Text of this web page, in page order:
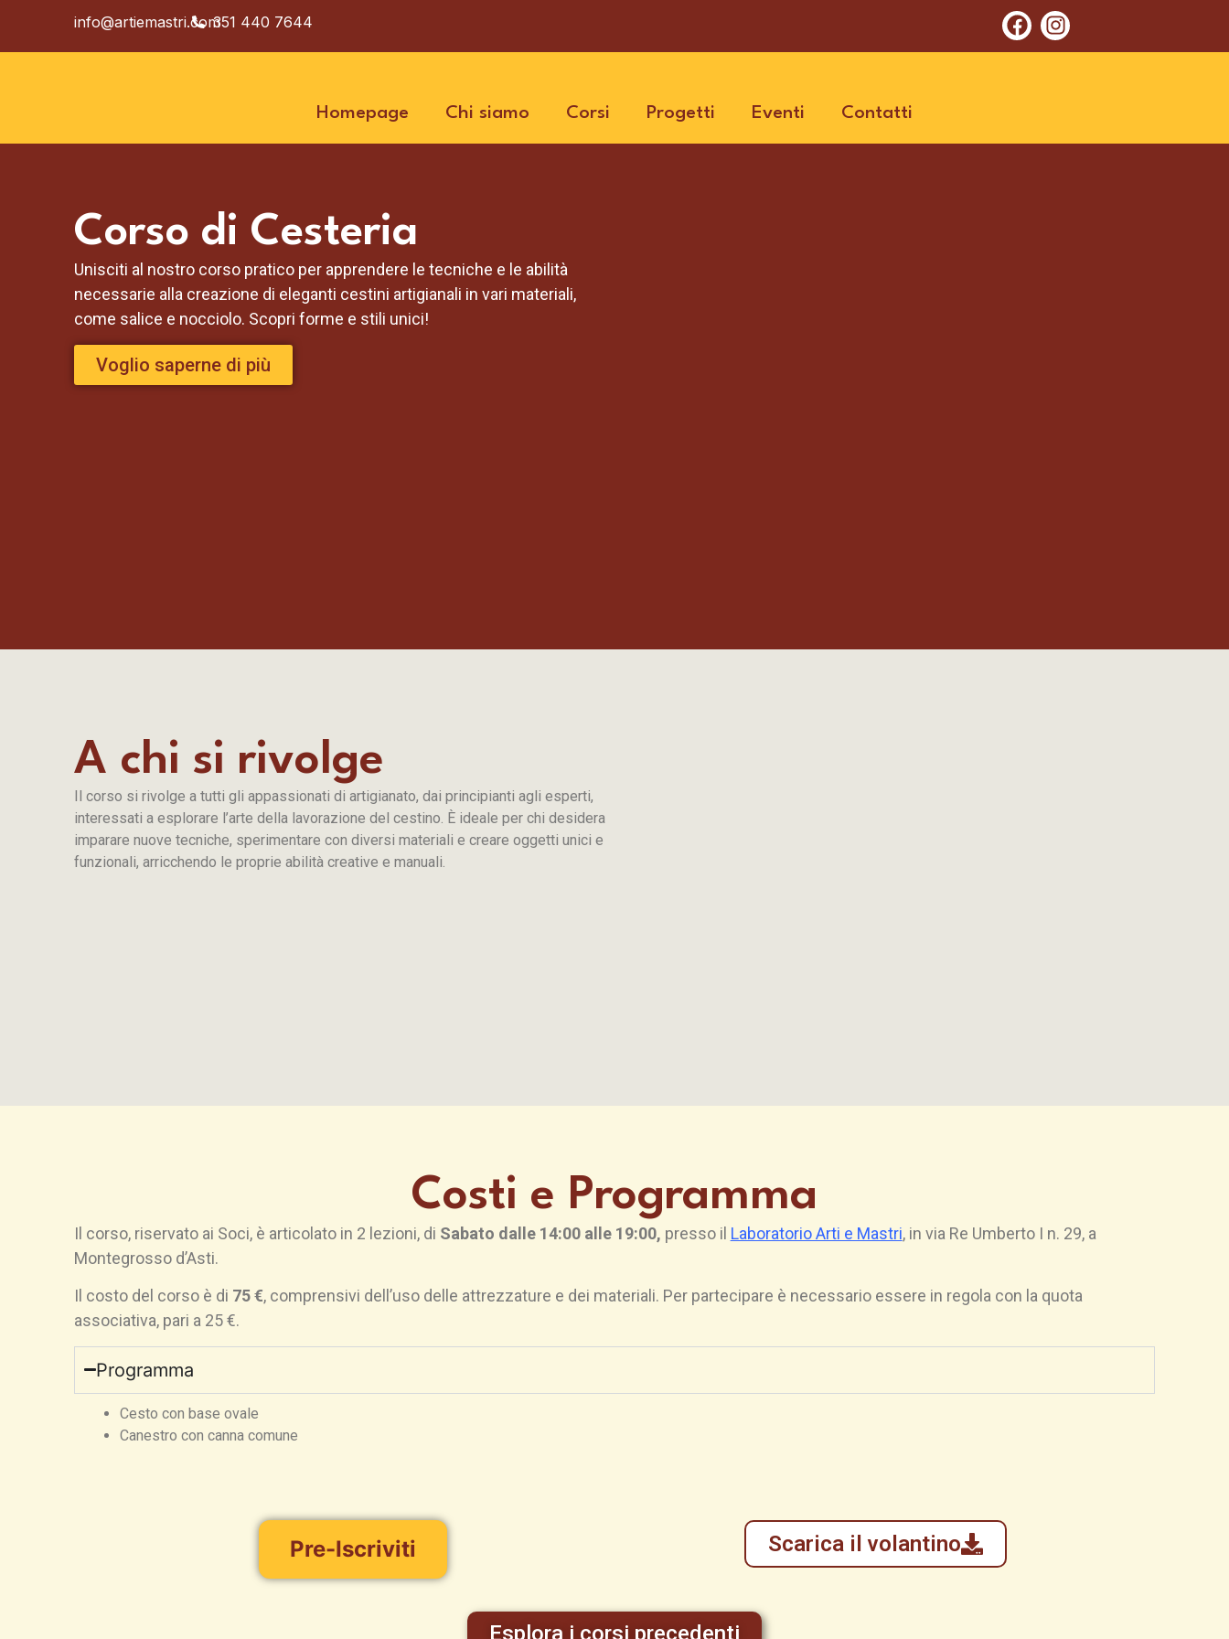
info@artiemastri.com351 440 7644
Homepage Chi siamo Corsi Progetti Eventi Contatti
Corso di Cesteria
Unisciti al nostro corso pratico per apprendere le tecniche e le abilità
necessarie alla creazione di eleganti cestini artigianali in vari materiali,
come salice e nocciolo. Scopri forme e stili unici!
Voglio saperne di più
A chi si rivolge
Il corso si rivolge a tutti gli appassionati di artigianato, dai principianti agli esperti,
interessati a esplorare l’arte della lavorazione del cestino. È ideale per chi desidera
imparare nuove tecniche, sperimentare con diversi materiali e creare oggetti unici e
funzionali, arricchendo le proprie abilità creative e manuali.
Costi e Programma
Il corso, riservato ai Soci, è articolato in 2 lezioni, di Sabato dalle 14:00 alle 19:00, presso il Laboratorio Arti e Mastri, in via Re Umberto I n. 29, a
Montegrosso d’Asti.
Il costo del corso è di 75 €, comprensivi dell’uso delle attrezzature e dei materiali. Per partecipare è necessario essere in regola con la quota
associativa, pari a 25 €.
Programma
Cesto con base ovale
Canestro con canna comune
Pre-Iscriviti Scarica il volantino
Esplora i corsi precedenti